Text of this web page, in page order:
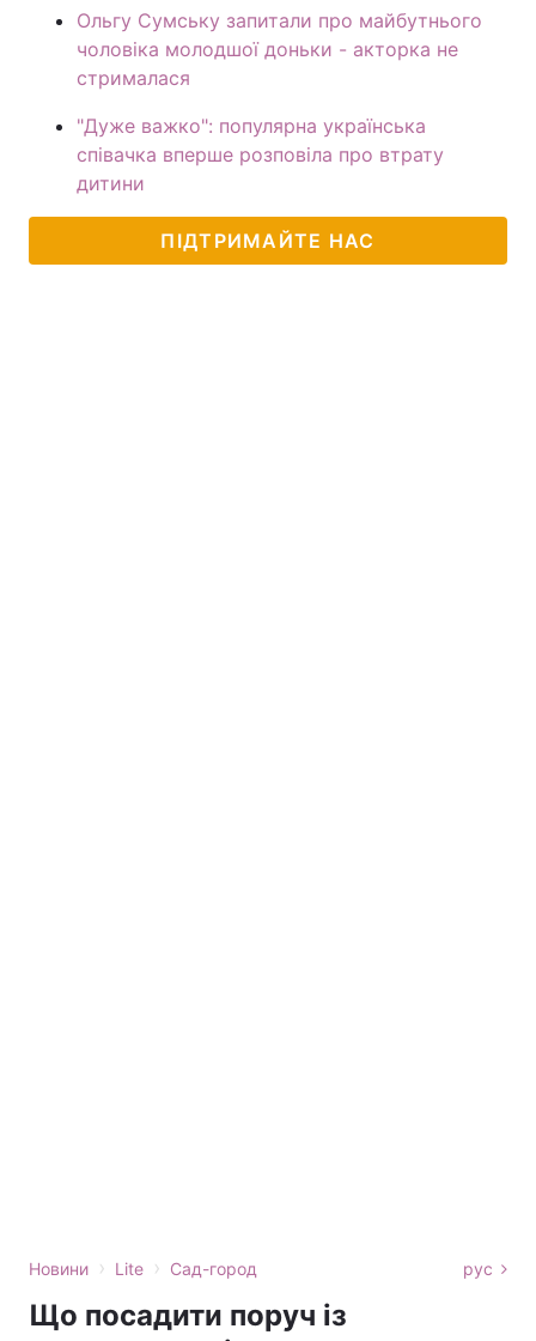
Ольгу Сумську запитали про майбутнього
чоловіка молодшої доньки - акторка не
стрималася
"Дуже важко": популярна українська
співачка вперше розповіла про втрату
дитини
ПІДТРИМАЙТЕ НАС
Новини › Lite › Сад-город рус
Що посадити поруч із